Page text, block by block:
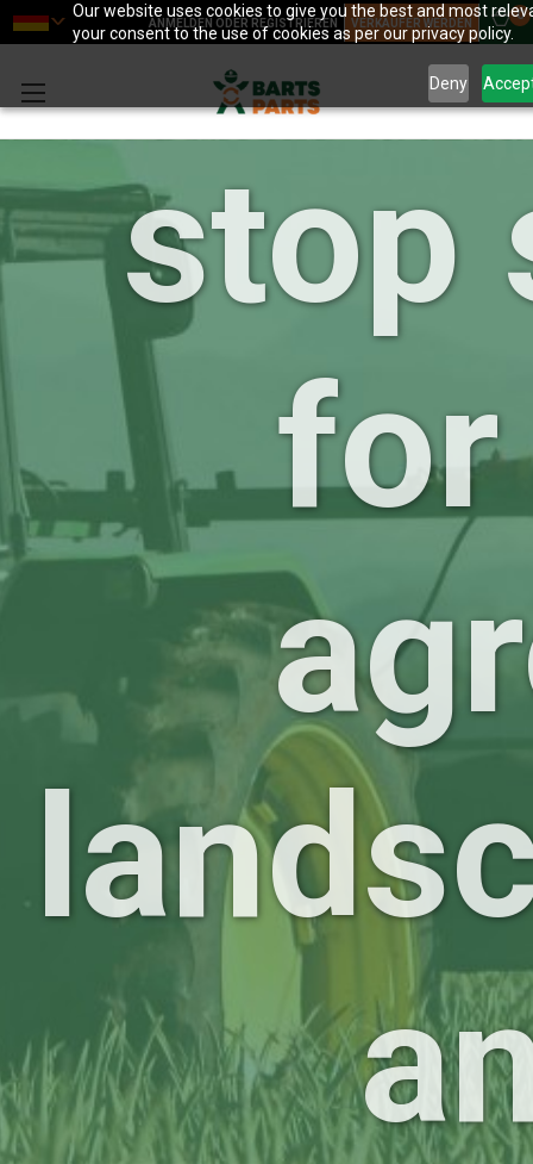
Our website uses cookies to give you the best and most
your consent to the use of cookies as per our privacy policy.
Deny
ANMELDEN ODER REGISTRIEREN VERKÄUFER WERDEN
0
stop